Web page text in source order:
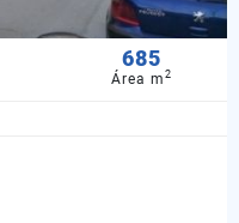
685
Área m2